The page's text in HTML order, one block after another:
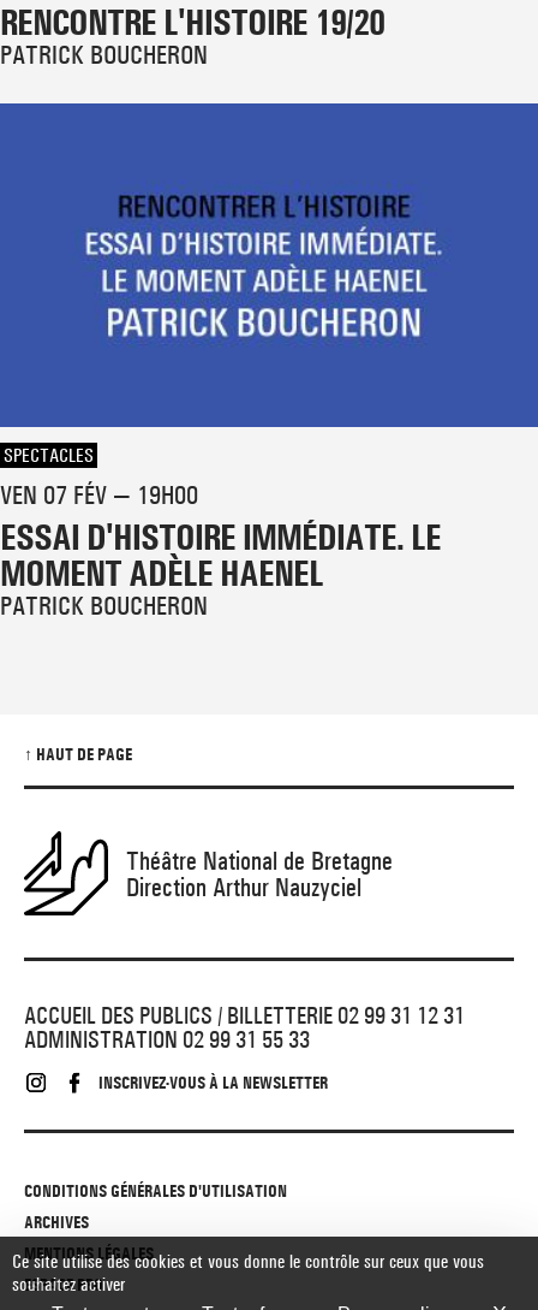
RENCONTRE L'HISTOIRE 19/20
PATRICK BOUCHERON
SPECTACLES
VEN 07 FÉV — 19H00
ESSAI D'HISTOIRE IMMÉDIATE. LE
MOMENT ADÈLE HAENEL
PATRICK BOUCHERON
↑ HAUT DE PAGE
Théâtre National de Bretagne
Direction Arthur Nauzyciel
ACCUEIL DES PUBLICS / BILLETTERIE 02 99 31 12 31
ADMINISTRATION 02 99 31 55 33
INSCRIVEZ-VOUS À LA NEWSLETTER
CONDITIONS GÉNÉRALES D'UTILISATION
ARCHIVES
MENTIONS LÉGALES
ESPACE PRO
Ce site utilise des cookies et vous donne le contrôle sur ceux que vous
souhaitez activer